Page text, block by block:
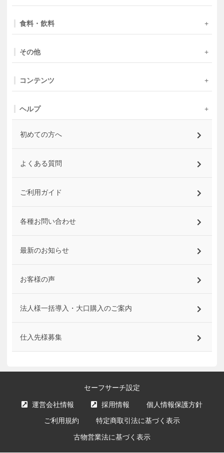
食料・飲料
その他
コンテンツ
ヘルプ
初めての方へ
よくある質問
ご利用ガイド
各種お問い合わせ
最新のお知らせ
お客様の声
法人様一括導入・大口購入のご案内
仕入先様募集
セーフサーチ設定
運営会社情報 採用情報 個人情報保護方針
ご利用規約 特定商取引法に基づく表示
古物営業法に基づく表示